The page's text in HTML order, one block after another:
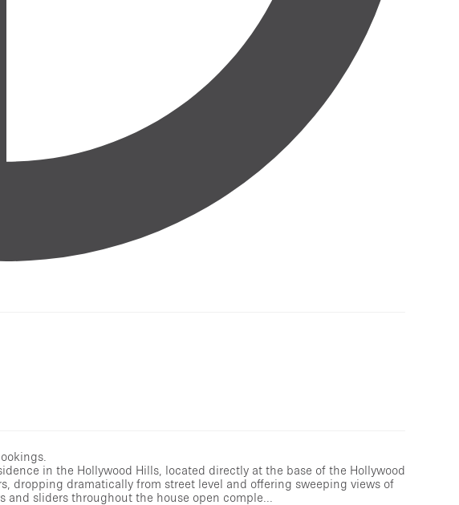
in the Hollywood Hills, located directly at the base of the Hollywood
dropping dramatically from street level and offering sweeping views of
sliders throughout the house open comple...